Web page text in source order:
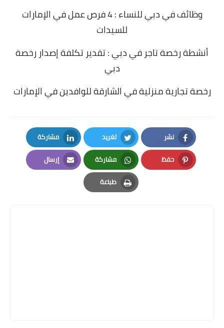
وظائف في دبي للنساء : 4 فرص عمل في الإمارات
للسيدات
أنشطة رخصة تاجر في دبي : تقدير تكلفة إصدار رخصة
دبي
رخصة تجارية منزلية في الشارقة للوافدين في الإمارات
نشر
Facebook
تغريد
Twitter
مشاركة
LinkedIn
حفظ
Pinterest
مشاركة
Whatsapp
إرسال
Email
طباعة
Print